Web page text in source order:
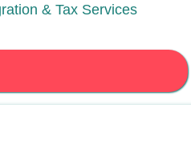
& Tax Services